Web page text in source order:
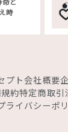
と
時
プト会社概要
約特定商取引
ライバシーポ